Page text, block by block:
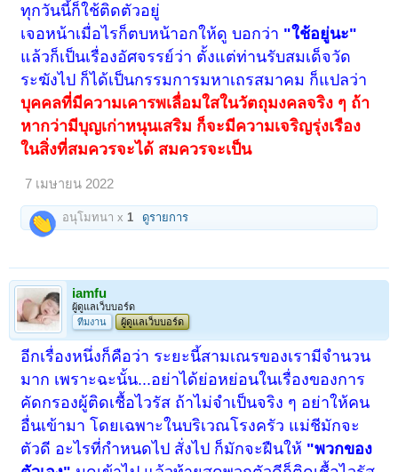
ทุกวันนี้ก็ใช้ติดตัวอยู่
เจอหน้าเมื่อไรก็ตบหน้าอกให้ดู บอกว่า "ใช้อยู่นะ"
แล้วก็เป็นเรื่องอัศจรรย์ว่า ตั้งแต่ท่านรับสมเด็จวัด
ระฆังไป ก็ได้เป็นกรรมการมหาเถรสมาคม ก็แปลว่า
บุคคลที่มีความเคารพเลื่อมใสในวัตถุมงคลจริง ๆ ถ้า
หากว่ามีบุญเก่าหนุนเสริม ก็จะมีความเจริญรุ่งเรือง
ในสิ่งที่สมควรจะได้ สมควรจะเป็น
7 เมษายน 2022
อนุโมทนา x 1 ดูรายการ
iamfu
ผู้ดูแลเว็บบอร์ด
ทีมงาน
ผู้ดูแลเว็บบอร์ด
อีกเรื่องหนึ่งก็คือว่า ระยะนี้สามเณรของเรามีจำนวน
มาก เพราะฉะนั้น...อย่าได้ย่อหย่อนในเรื่องของการ
คัดกรองผู้ติดเชื้อไวรัส ถ้าไม่จำเป็นจริง ๆ อย่าให้คน
อื่นเข้ามา โดยเฉพาะในบริเวณโรงครัว แม่ชีมักจะ
ตัวดี อะไรที่กำหนดไป สั่งไป ก็มักจะฝืนให้ "พวกของ